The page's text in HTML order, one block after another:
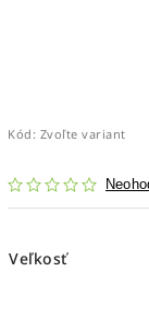
Kód: Zvoľte variant
Veľkosť